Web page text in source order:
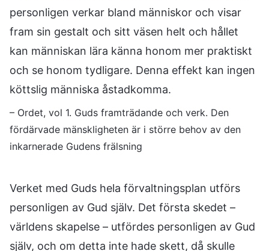
personligen verkar bland människor och visar
fram sin gestalt och sitt väsen helt och hållet
kan människan lära känna honom mer praktiskt
och se honom tydligare. Denna effekt kan ingen
köttslig människa åstadkomma.
– Ordet, vol 1. Guds framträdande och verk. Den
fördärvade mänskligheten är i större behov av den
inkarnerade Gudens frälsning
Verket med Guds hela förvaltningsplan utförs
personligen av Gud själv. Det första skedet –
världens skapelse – utfördes personligen av Gud
själv, och om detta inte hade skett, då skulle